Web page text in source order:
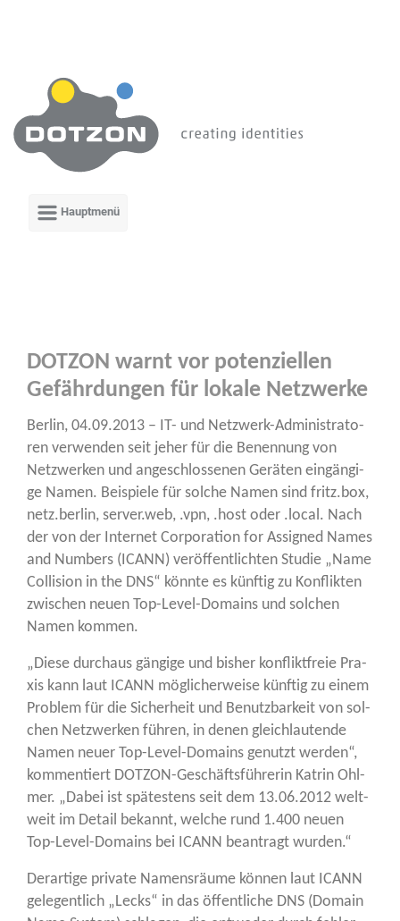
DOTZON warnt vor potenziellen
Gefährdungen für lokale Netzwerke
Ber­lin, 04.09.2013 – IT- und Netz­werk-Admi­nis­tra­to­
ren ver­wen­den seit jeher für die Benen­nung von
Netz­wer­ken und ange­schlos­se­nen Gerä­ten ein­gän­gi­
ge Namen. Bei­spie­le für sol­che Namen sind fritz.box,
netz.berlin, server.web, .vpn, .host oder .local. Nach
der von der Inter­net Cor­po­ra­ti­on for Assi­gned Names
and Num­bers (ICANN) ver­öf­fent­lich­ten Stu­die „Name
Col­li­si­on in the DNS“ könn­te es künf­tig zu Kon­flik­ten
zwi­schen neu­en Top-Level-Domains und sol­chen
Namen kommen.
„Die­se durch­aus gän­gi­ge und bis­her kon­flikt­freie Pra­
xis kann laut ICANN mög­li­cher­wei­se künf­tig zu einem
Pro­blem für die Sicher­heit und Benutz­bar­keit von sol­
chen Netz­wer­ken füh­ren, in denen gleich­lau­ten­de
Namen neu­er Top-Level-Domains genutzt wer­den“,
kom­men­tiert DOT­ZON-Geschäfts­füh­re­rin Kat­rin Ohl­
mer. „Dabei ist spä­tes­tens seit dem 13.06.2012 welt­
weit im Detail bekannt, wel­che rund 1.400 neu­en
Top-Level-Domains bei ICANN bean­tragt wurden.“
Der­ar­ti­ge pri­va­te Namens­räu­me kön­nen laut ICANN
gele­gent­lich „Lecks“ in das öffent­li­che DNS (Domain